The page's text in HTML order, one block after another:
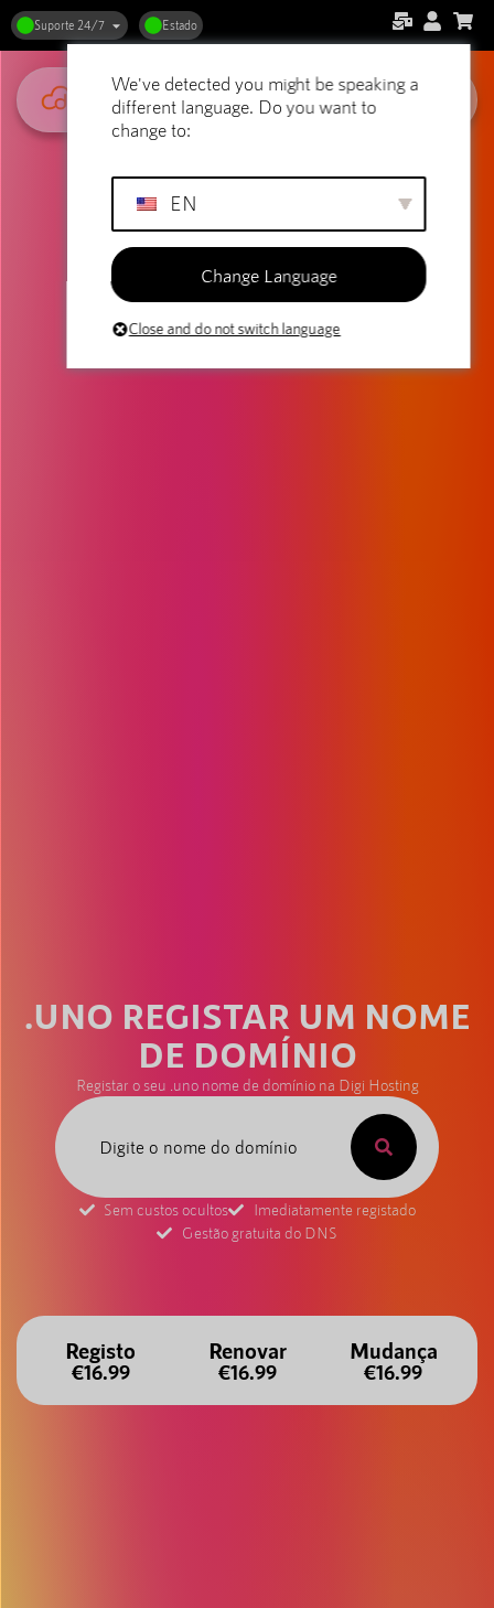
Suporte 24/7 Estado
.UNO REGISTAR UM NOME
DE DOMÍNIO
Registar o seu .uno nome de domínio na Digi Hosting
Sem custos ocultos
Imediatamente registado
Gestão gratuita do DNS
Registo
€16.99
Renovar
€16.99
Mudança
€16.99
We've detected you might be speaking a
different language. Do you want to
change to:
EN
Change Language
Close and do not switch language